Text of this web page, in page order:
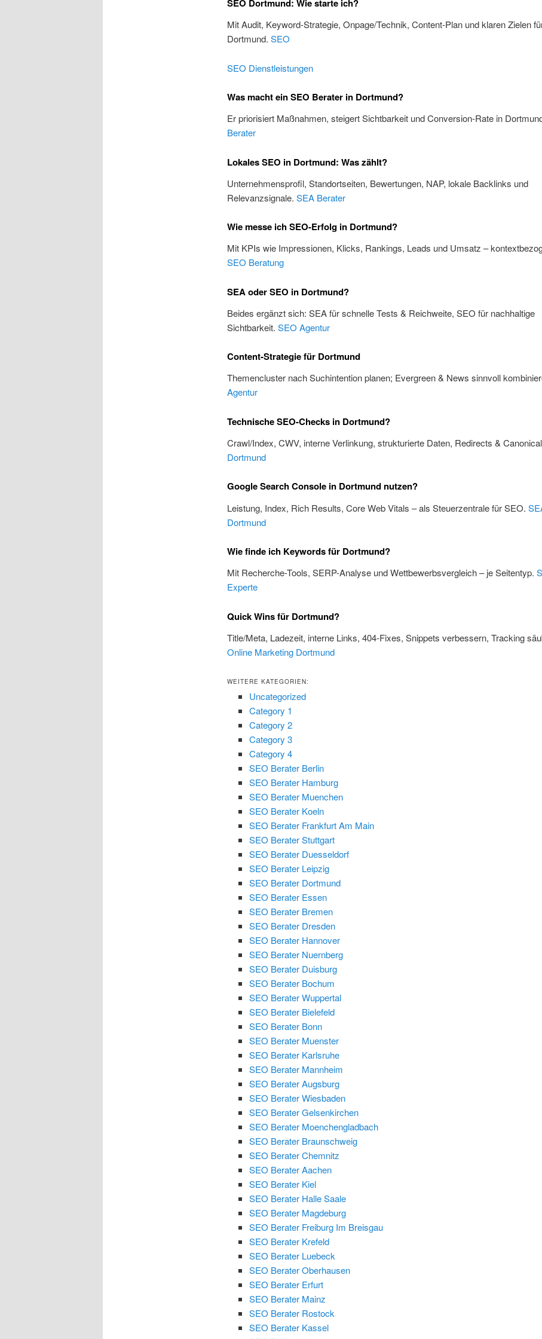
SEO Dortmund: Wie starte ich?
Mit Audit, Keyword-Strategie, Onpage/Technik, Content-Plan und klaren Zielen
Dortmund. SEO
SEO Dienstleistungen
Was macht ein SEO Berater in Dortmund?
Er priorisiert Maßnahmen, steigert Sichtbarkeit und Conversion-Rate in
Berater
Lokales SEO in Dortmund: Was zählt?
Unternehmensprofil, Standortseiten, Bewertungen, NAP, lokale Backlinks und
Relevanzsignale. SEA Berater
Wie messe ich SEO-Erfolg in Dortmund?
Mit KPIs wie Impressionen, Klicks, Rankings, Leads und Umsatz –
SEO Beratung
SEA oder SEO in Dortmund?
Beides ergänzt sich: SEA für schnelle Tests & Reichweite, SEO für nachhaltige
Sichtbarkeit. SEO Agentur
Content-Strategie für Dortmund
Themencluster nach Suchintention planen; Evergreen & News sinnvoll
Agentur
Technische SEO-Checks in Dortmund?
Crawl/Index, CWV, interne Verlinkung, strukturierte Daten, Redirects &
Dortmund
Google Search Console in Dortmund nutzen?
Leistung, Index, Rich Results, Core Web Vitals – als Steuerzentrale für SEO.
Dortmund
Wie finde ich Keywords für Dortmund?
Mit Recherche-Tools, SERP-Analyse und Wettbewerbsvergleich – je Seitentyp.
Experte
Quick Wins für Dortmund?
Title/Meta, Ladezeit, interne Links, 404-Fixes, Snippets verbessern, Tracking
Online Marketing Dortmund
WEITERE KATEGORIEN:
Uncategorized
Category 1
Category 2
Category 3
Category 4
SEO Berater Berlin
SEO Berater Hamburg
SEO Berater Muenchen
SEO Berater Koeln
SEO Berater Frankfurt Am Main
SEO Berater Stuttgart
SEO Berater Duesseldorf
SEO Berater Leipzig
SEO Berater Dortmund
SEO Berater Essen
SEO Berater Bremen
SEO Berater Dresden
SEO Berater Hannover
SEO Berater Nuernberg
SEO Berater Duisburg
SEO Berater Bochum
SEO Berater Wuppertal
SEO Berater Bielefeld
SEO Berater Bonn
SEO Berater Muenster
SEO Berater Karlsruhe
SEO Berater Mannheim
SEO Berater Augsburg
SEO Berater Wiesbaden
SEO Berater Gelsenkirchen
SEO Berater Moenchengladbach
SEO Berater Braunschweig
SEO Berater Chemnitz
SEO Berater Aachen
SEO Berater Kiel
SEO Berater Halle Saale
SEO Berater Magdeburg
SEO Berater Freiburg Im Breisgau
SEO Berater Krefeld
SEO Berater Luebeck
SEO Berater Oberhausen
SEO Berater Erfurt
SEO Berater Mainz
SEO Berater Rostock
SEO Berater Kassel